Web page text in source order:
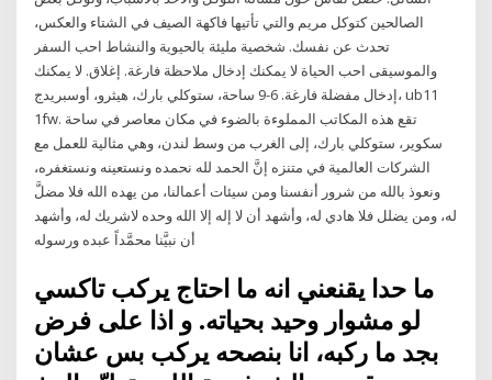
الصالحين كتوكل مريم والتي تأتيها فاكهة الصيف في الشتاء والعكس،
تحدث عن نفسك. شخصية مليئة بالحيوية والنشاط احب السفر
والموسيقى احب الحياة لا يمكنك إدخال ملاحظة فارغة. إغلاق. لا يمكنك
إدخال مفضلة فارغة. 6-9 ساحة، ستوكلي بارك، هيثرو، أوسبريدج، ub11
1fw. تقع هذه المكاتب المملوءة بالضوء في مكان معاصر في ساحة
سكوير، ستوكلي بارك، إلى الغرب من وسط لندن، وهي مثالية للعمل مع
الشركات العالمية في متنزه إنَّ الحمد لله نحمده ونستعينه ونستغفره،
ونعوذ بالله من شرور أنفسنا ومن سيئات أعمالنا، من يهده الله فلا مضلَّ
له، ومن يضلل فلا هادي له، وأشهد أن لا إله إلا الله وحده لاشريك له، وأشهد
أن نبيَّنا محمَّداً عبده ورسوله
ما حدا يقنعني انه ما احتاج يركب تاكسي
لو مشوار وحيد بحياته. و اذا على فرض
بجد ما ركبه، انا بنصحه يركب بس عشان